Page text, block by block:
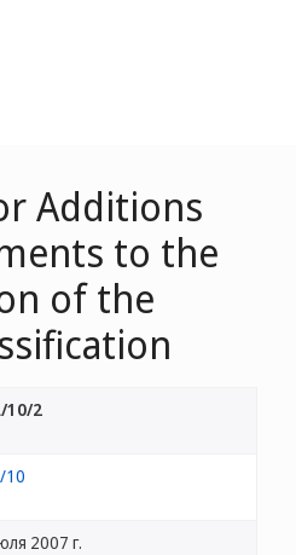
Additions
to the
of the
10/2
10
2007 г.